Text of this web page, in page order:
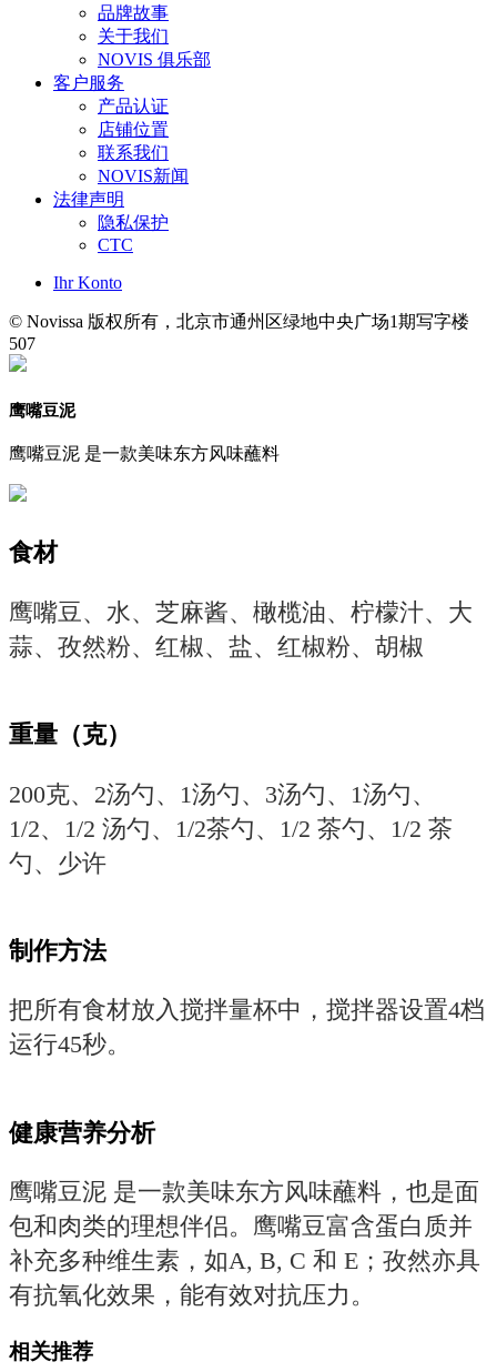
品牌故事
关于我们
NOVIS 俱乐部
客户服务
产品认证
店铺位置
联系我们
NOVIS新闻
法律声明
隐私保护
CTC
Ihr Konto
© Novissa 版权所有，北京市通州区绿地中央广场1期写字楼
507
鹰嘴豆泥
鹰嘴豆泥 是一款美味东方风味蘸料
食材
鹰嘴豆、水、芝麻酱、橄榄油、柠檬汁、大
蒜、孜然粉、红椒、盐、红椒粉、胡椒
重量（克）
200克、2汤勺、1汤勺、3汤勺、1汤勺、
1/2、1/2 汤勺、1/2茶勺、1/2 茶勺、1/2 茶
勺、少许
制作方法
把所有食材放入搅拌量杯中，搅拌器设置4档
运行45秒。
健康营养分析
鹰嘴豆泥 是一款美味东方风味蘸料，也是面
包和肉类的理想伴侣。鹰嘴豆富含蛋白质并
补充多种维生素，如A, B, C 和 E；孜然亦具
有抗氧化效果，能有效对抗压力。
相关推荐